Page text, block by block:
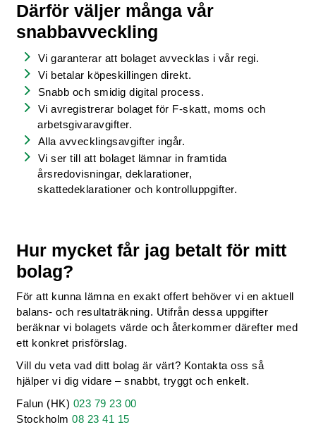
Därför väljer många vår
snabbavveckling
Vi garanterar att bolaget avvecklas i vår regi.
Vi betalar köpeskillingen direkt.
Snabb och smidig digital process.
Vi avregistrerar bolaget för F-skatt, moms och
arbetsgivaravgifter.
Alla avvecklingsavgifter ingår.
Vi ser till att bolaget lämnar in framtida
årsredovisningar, deklarationer,
skattedeklarationer och kontrolluppgifter.
Hur mycket får jag betalt för mitt
bolag?
För att kunna lämna en exakt offert behöver vi en aktuell
balans- och resultaträkning. Utifrån dessa uppgifter
beräknar vi bolagets värde och återkommer därefter med
ett konkret prisförslag.
Vill du veta vad ditt bolag är värt? Kontakta oss så
hjälper vi dig vidare – snabbt, tryggt och enkelt.
Falun (HK) 023 79 23 00
Stockholm08 23 41 15